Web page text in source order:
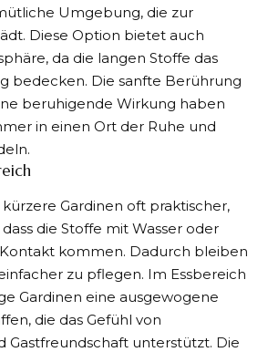
Umgebung, die zur
Diese Option bietet auch
da die langen Stoffe das
bedecken. Die sanfte Berührung
beruhigende Wirkung haben
in einen Ort der Ruhe und
Gardinen oft praktischer,
die Stoffe mit Wasser oder
kommen. Dadurch bleiben
zu pflegen. Im Essbereich
Gardinen eine ausgewogene
die das Gefühl von
Gastfreundschaft unterstützt. Die